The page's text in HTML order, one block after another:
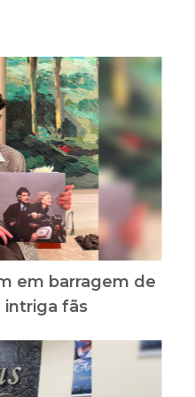
em barragem de
intriga fãs